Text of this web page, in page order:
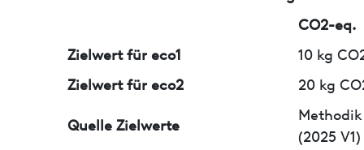
CO2-eq.
Zielwert für eco1
10 kg
Zielwert für eco2
20 kg
Quelle Zielwerte
(2025 V1)